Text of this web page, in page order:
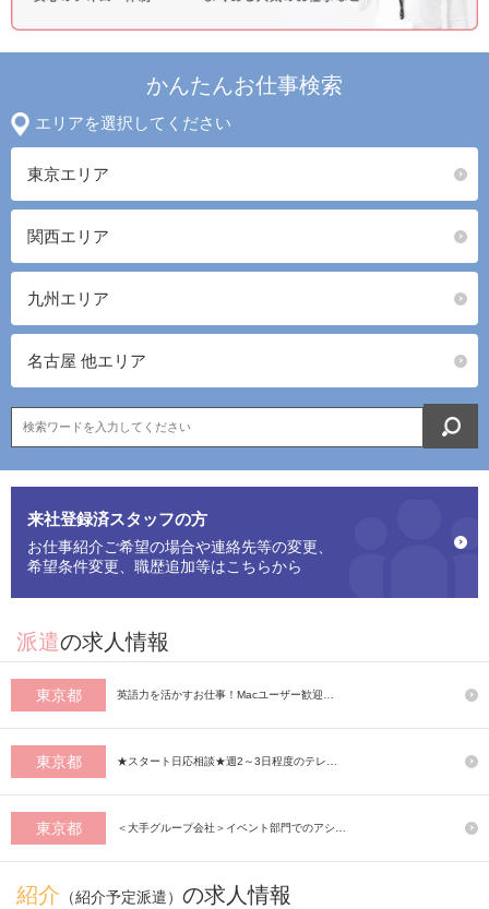
かんたんお仕事検索
エリアを選択してください
東京エリア
関西エリア
九州エリア
名古屋 他エリア
来社登録済スタッフの方
お仕事紹介ご希望の場合や連絡先等の変更、
希望条件変更、職歴追加等はこちらから
派遣の求人情報
東京都 英語力を活かすお仕事！Macユーザー歓迎…
東京都 ★スタート日応相談★週2～3日程度のテレ…
東京都 ＜大手グループ会社＞イベント部門でのアシ…
紹介 （紹介予定派遣） の求人情報